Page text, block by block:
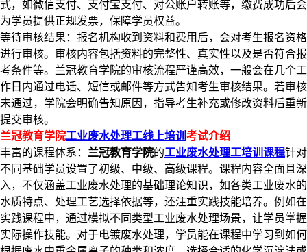
式，如微信支付、支付宝支付、对公账户转账等，缴费成功后会
为学员提供正规发票，保障学员权益。​
等待审核结果：报名机构收到资料和费用后，会对考生报名资格
进行审核。审核内容包括资料的完整性、真实性以及是否符合报
考条件等。兰冠教育学院的审核流程严谨高效，一般会在几个工
作日内通过电话、短信或邮件等方式告知考生审核结果。若审核
未通过，学院会明确告知原因，指导考生补充或修改资料后重新
提交审核。​
兰冠教育学院工业废水处理工线上培训 考试介绍​
丰富的课程体系： 兰冠教育学院的工业废水处理工培训课程针对
不同基础学员设置了初级、中级、高级课程。课程内容全面且深
入，不仅涵盖工业废水处理的基础理论知识，如各类工业废水的
水质特点、处理工艺选择依据等，还注重实践技能培养。例如在
实践课程中，通过模拟不同类型工业废水处理场景，让学员掌握
实际操作技能。对于电镀废水处理，学员能在课程中学习到如何